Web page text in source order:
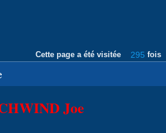
Cette page a été visitée 295 fois
Joe